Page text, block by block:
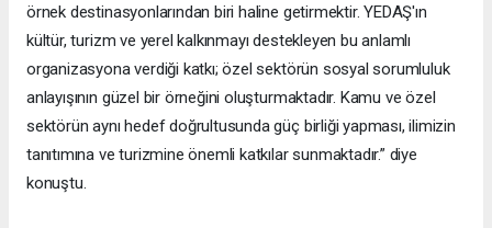
örnek destinasyonlarından biri haline getirmektir. YEDAŞ'ın
kültür, turizm ve yerel kalkınmayı destekleyen bu anlamlı
organizasyona verdiği katkı; özel sektörün sosyal sorumluluk
anlayışının güzel bir örneğini oluşturmaktadır. Kamu ve özel
sektörün aynı hedef doğrultusunda güç birliği yapması, ilimizin
tanıtımına ve turizmine önemli katkılar sunmaktadır.” diye
konuştu.